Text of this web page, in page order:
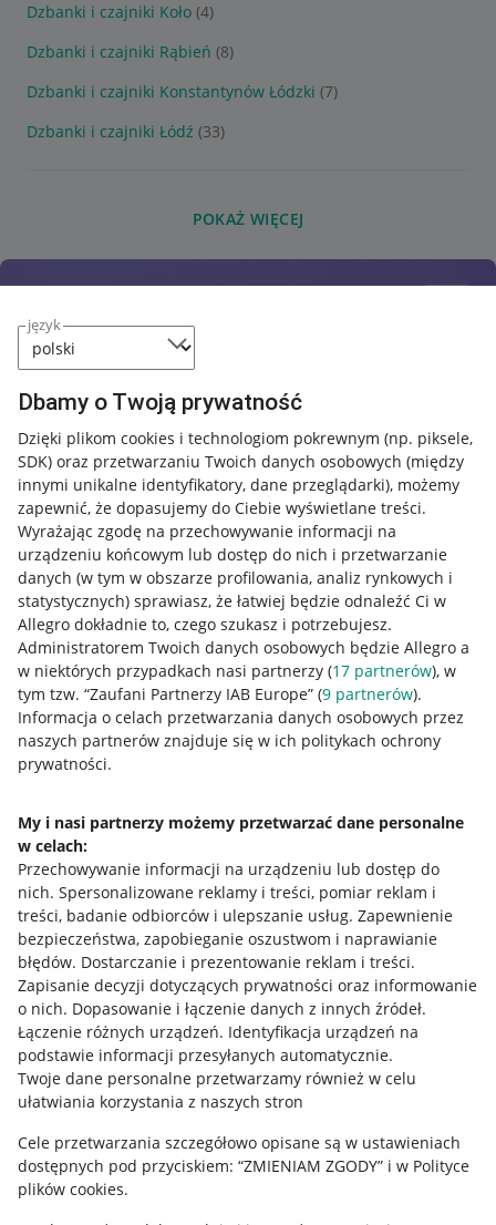
język
Dbamy o Twoją prywatność
Dzięki plikom cookies i technologiom pokrewnym (np. piksele,
SDK) oraz przetwarzaniu Twoich danych osobowych (między
innymi unikalne identyfikatory, dane przeglądarki), możemy
zapewnić, że dopasujemy do Ciebie wyświetlane treści.
Wyrażając zgodę na przechowywanie informacji na
urządzeniu końcowym lub dostęp do nich i przetwarzanie
danych (w tym w obszarze profilowania, analiz rynkowych i
statystycznych) sprawiasz, że łatwiej będzie odnaleźć Ci w
Allegro dokładnie to, czego szukasz i potrzebujesz.
Administratorem Twoich danych osobowych będzie Allegro a
w niektórych przypadkach nasi partnerzy (17 partnerów), w
tym tzw. “Zaufani Partnerzy IAB Europe” (9 partnerów).
Informacja o celach przetwarzania danych osobowych przez
naszych partnerów znajduje się w ich politykach ochrony
prywatności.
My i nasi partnerzy możemy przetwarzać dane personalne
w celach:
Przechowywanie informacji na urządzeniu lub dostęp do
nich. Spersonalizowane reklamy i treści, pomiar reklam i
treści, badanie odbiorców i ulepszanie usług. Zapewnienie
bezpieczeństwa, zapobieganie oszustwom i naprawianie
błędów. Dostarczanie i prezentowanie reklam i treści.
Zapisanie decyzji dotyczących prywatności oraz informowanie
o nich. Dopasowanie i łączenie danych z innych źródeł.
Łączenie różnych urządzeń. Identyfikacja urządzeń na
podstawie informacji przesyłanych automatycznie.
Twoje dane personalne przetwarzamy również w celu
ułatwiania korzystania z naszych stron
Cele przetwarzania szczegółowo opisane są w ustawieniach
dostępnych pod przyciskiem: “ZMIENIAM ZGODY” i w Polityce
plików cookies.
Dzbanki i czajniki Koło (4)
Dzbanki i czajniki Rąbień (8)
Dzbanki i czajniki Konstantynów Łódzki (7)
Dzbanki i czajniki Łódź (33)
POKAŻ WIĘCEJ
Przydatne informacje
Jak to działa
Allegro Gadane dla sprzedających
Allegro Gadane dla kupujących
Mapa miejscowości
Informacje prawne
Regulamin
Polityka plików "cookies"
Ustawienia plików "cookies"
Udostępnianie lokalizacji
Informacje dla Aktu o Usługach Cyfrowych